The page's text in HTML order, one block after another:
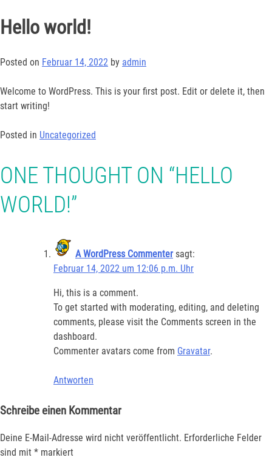
Hello world!
Posted on Februar 14, 2022 by admin
Welcome to WordPress. This is your first post. Edit or delete it, then
start writing!
Posted in Uncategorized
ONE THOUGHT ON “HELLO
WORLD!”
A WordPress Commenter sagt:
Februar 14, 2022 um 12:06 p.m. Uhr
Hi, this is a comment.
To get started with moderating, editing, and deleting
comments, please visit the Comments screen in the
dashboard.
Commenter avatars come from Gravatar.
Antworten
Schreibe einen Kommentar
Deine E-Mail-Adresse wird nicht veröffentlicht. Erforderliche Felder
sind mit * markiert